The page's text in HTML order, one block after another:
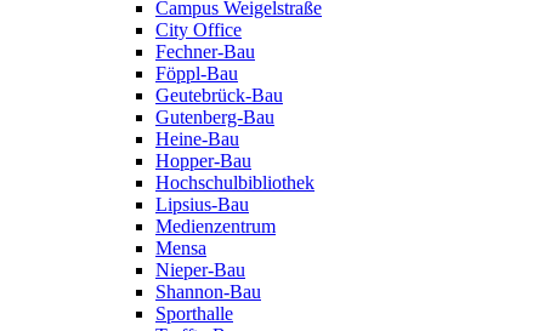
Campus Weigelstraße
City Office
Fechner-Bau
Föppl-Bau
Geutebrück-Bau
Gutenberg-Bau
Heine-Bau
Hopper-Bau
Hochschulbibliothek
Lipsius-Bau
Medienzentrum
Mensa
Nieper-Bau
Shannon-Bau
Sporthalle